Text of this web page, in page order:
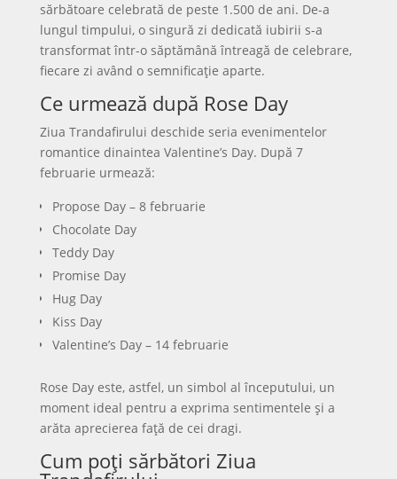
sărbătoare celebrată de peste 1.500 de ani. De-a
lungul timpului, o singură zi dedicată iubirii s-a
transformat într-o săptămână întreagă de celebrare,
fiecare zi având o semnificație aparte.
Ce urmează după Rose Day
Ziua Trandafirului deschide seria evenimentelor
romantice dinaintea Valentine’s Day. După 7
februarie urmează:
Propose Day – 8 februarie
Chocolate Day
Teddy Day
Promise Day
Hug Day
Kiss Day
Valentine’s Day – 14 februarie
Rose Day este, astfel, un simbol al începutului, un
moment ideal pentru a exprima sentimentele și a
arăta aprecierea față de cei dragi.
Cum poți sărbători Ziua